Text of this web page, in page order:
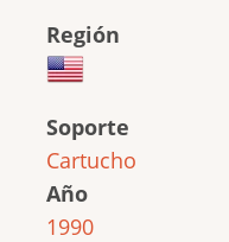
Región
Soporte
Cartucho
Año
1990